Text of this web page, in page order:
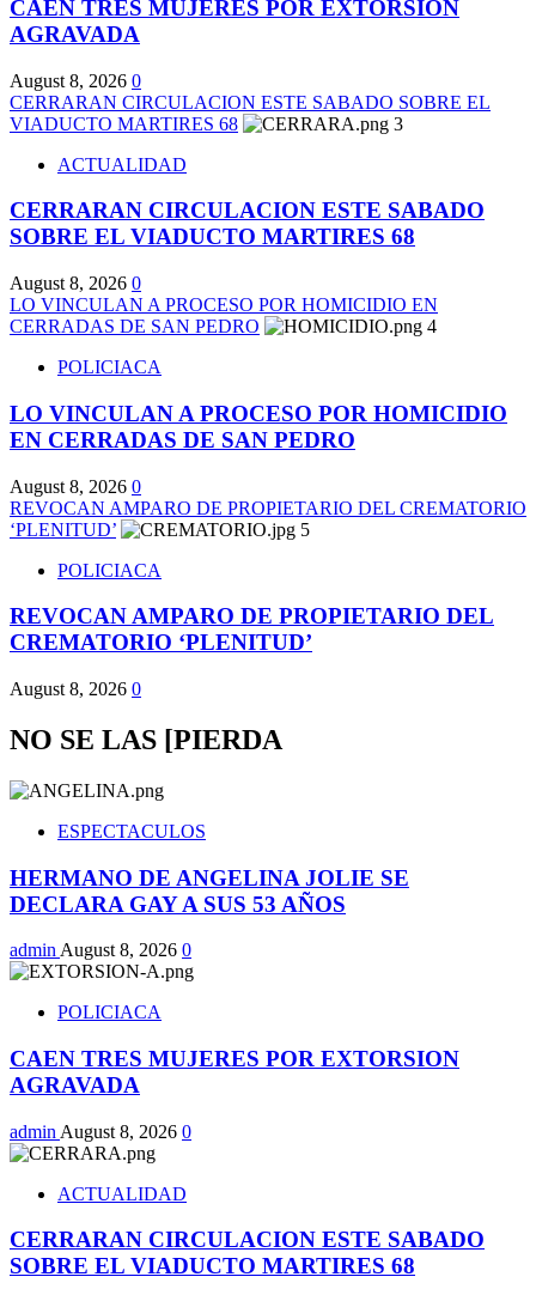
CAEN TRES MUJERES POR EXTORSION
AGRAVADA
August 8, 2026 0
CERRARAN CIRCULACION ESTE SABADO SOBRE EL
VIADUCTO MARTIRES 68
3
ACTUALIDAD
CERRARAN CIRCULACION ESTE SABADO
SOBRE EL VIADUCTO MARTIRES 68
August 8, 2026 0
LO VINCULAN A PROCESO POR HOMICIDIO EN
CERRADAS DE SAN PEDRO
4
POLICIACA
LO VINCULAN A PROCESO POR HOMICIDIO
EN CERRADAS DE SAN PEDRO
August 8, 2026 0
REVOCAN AMPARO DE PROPIETARIO DEL CREMATORIO
‘PLENITUD’
5
POLICIACA
REVOCAN AMPARO DE PROPIETARIO DEL
CREMATORIO ‘PLENITUD’
August 8, 2026 0
NO SE LAS [PIERDA
ESPECTACULOS
HERMANO DE ANGELINA JOLIE SE
DECLARA GAY A SUS 53 AÑOS
admin August 8, 2026 0
POLICIACA
CAEN TRES MUJERES POR EXTORSION
AGRAVADA
admin August 8, 2026 0
ACTUALIDAD
CERRARAN CIRCULACION ESTE SABADO
SOBRE EL VIADUCTO MARTIRES 68